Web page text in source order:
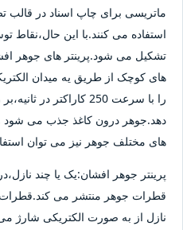
ماتریسی برای چاپ اسناد در قالب
استفاده می کنند.با این
تشکیل می شود.پرینتر های جوهر
های کوچک از طریق یه میدان
را با سرعت 250 کاراکتر
دهد.جوهر درون کاغذ جذب می
های مختلف جوهر نیز می توان
پرینتر جوهر افشان:یک یا چند
قطرات جوهر منتشر می کند.قطرات
نازل از به صورت الکتریکی